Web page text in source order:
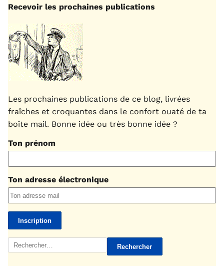
Recevoir les prochaines publications
Les prochaines publications de ce blog, livrées
fraîches et croquantes dans le confort ouaté de ta
boîte mail. Bonne idée ou très bonne idée ?
Ton prénom
Ton adresse électronique
Rechercher :